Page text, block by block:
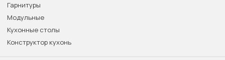
Гарнитуры
Модульные
Кухонные столы
Конструктор кухонь